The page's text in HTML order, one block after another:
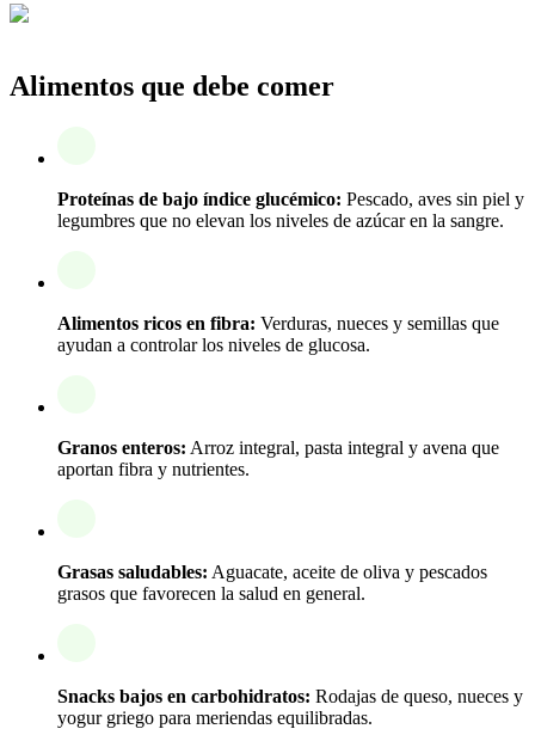
Alimentos que debe comer
Proteínas de bajo índice glucémico: Pescado, aves sin piel y
legumbres que no elevan los niveles de azúcar en la sangre.
Alimentos ricos en fibra: Verduras, nueces y semillas que
ayudan a controlar los niveles de glucosa.
Granos enteros: Arroz integral, pasta integral y avena que
aportan fibra y nutrientes.
Grasas saludables: Aguacate, aceite de oliva y pescados
grasos que favorecen la salud en general.
Snacks bajos en carbohidratos: Rodajas de queso, nueces y
yogur griego para meriendas equilibradas.